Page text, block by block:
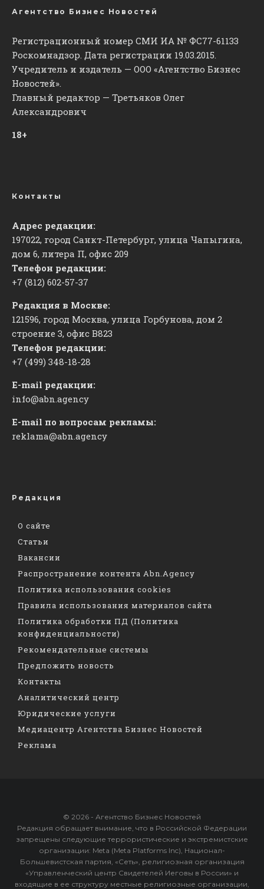
Агентство Бизнес Новостей
Регистрационный номер СМИ ИА № ФС77-61133
Роскомнадзор. Дата регистрации 19.03.2015.
Учредитель и издатель — ООО «Агентство Бизнес
Новостей».
Главный редактор — Третьяков Олег
Александрович
18+
Контакты
Адрес редакции:
197022, город Санкт-Петербург, улица Чапыгина,
дом 6, литера П, офис 209
Телефон редакции:
+7 (812) 602-57-37
Редакция в Москве:
121596, город Москва, улица Горбунова, дом 2
строение 3, офис ​В823
Телефон редакции:
+7 (499) 348-18-28
E-mail редакции:
info@abn.agency
E-mail по вопросам рекламы:
reklama@abn.agency
Редакция
О сайте
Статьи
Вакансии
Распространение контента Abn.Agency
Политика использования cookies
Правила использования материалов сайта
Политика обработки ПД (Политика
конфиденциальности)
Рекомендательные системы
Предложить новость
Контакты
Аналитический центр
Юридические услуги
Медиацентр Агентства Бизнес Новостей
Реклама
© 2026 - Агентство Бизнес Новостей
Редакция обращает внимание, что в Российской Федерации
запрещены следующие террористические и экстремистские
организации: Meta (Meta Platforms Inc), Национал-
Большевистская партия, «Сеть», религиозная организация
«Управленческий центр Свидетелей Иеговы в России» и
входящие в ее структуру местные религиозные организации,